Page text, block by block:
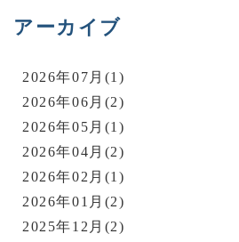
アーカイブ
2026年07月(1)
2026年06月(2)
2026年05月(1)
2026年04月(2)
2026年02月(1)
2026年01月(2)
2025年12月(2)